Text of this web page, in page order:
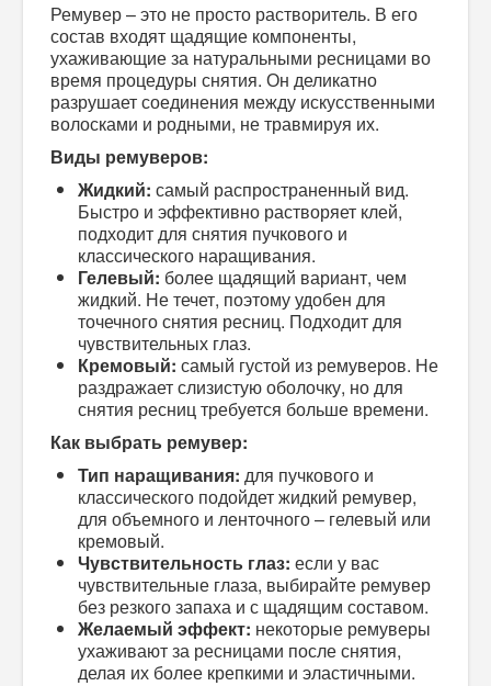
Ремувер – это не просто растворитель. В его
состав входят щадящие компоненты,
ухаживающие за натуральными ресницами во
время процедуры снятия. Он деликатно
разрушает соединения между искусственными
волосками и родными, не травмируя их.
Виды ремуверов:
Жидкий: самый распространенный вид.
Быстро и эффективно растворяет клей,
подходит для снятия пучкового и
классического наращивания.
Гелевый: более щадящий вариант, чем
жидкий. Не течет, поэтому удобен для
точечного снятия ресниц. Подходит для
чувствительных глаз.
Кремовый: самый густой из ремуверов. Не
раздражает слизистую оболочку, но для
снятия ресниц требуется больше времени.
Как выбрать ремувер:
Тип наращивания: для пучкового и
классического подойдет жидкий ремувер,
для объемного и ленточного – гелевый или
кремовый.
Чувствительность глаз: если у вас
чувствительные глаза, выбирайте ремувер
без резкого запаха и с щадящим составом.
Желаемый эффект: некоторые ремуверы
ухаживают за ресницами после снятия,
делая их более крепкими и эластичными.